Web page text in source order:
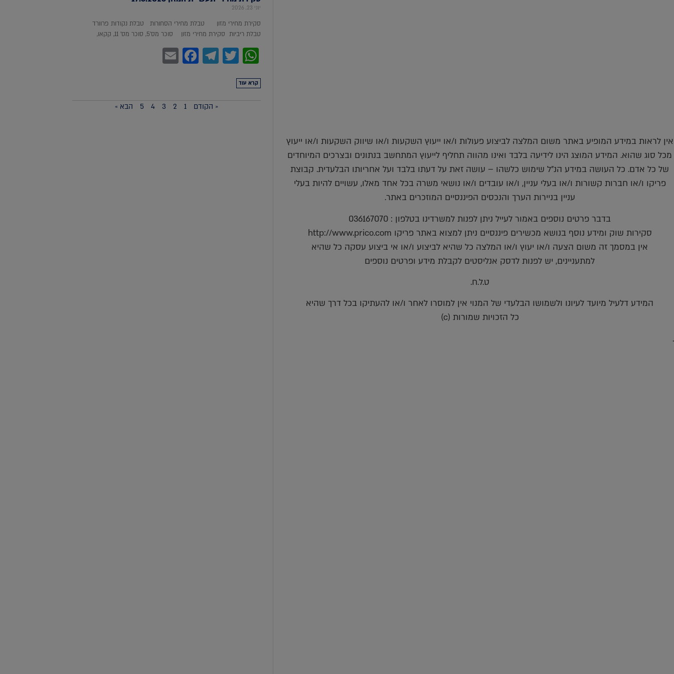
אין לראות במידע המופיע באתר משום המלצה לביצוע פעולות ו/או ייעוץ השקעות ו/או שיווק השקעות ו/או ייעוץ
מכל סוג שהוא. המידע המוצג הינו לידיעה בלבד ואינו מהווה תחליף לייעוץ המתחשב בנתונים ובצרכים המיוחדים
של כל אדם. כל העושה במידע הנ"ל שימוש כלשהו – עושה זאת על דעתו בלבד ועל אחריותו הבלעדית. קבוצת
פריקו ו/או חברות קשורות ו/או בעלי עניין, ו/או עובדים ו/או נושאי משרה בכל אחד מאלו, עשויים להיות בעלי
עניין בניירות הערך והנכסים הפיננסיים המוזכרים באתר.
בדבר פרטים נוספים באמור לעייל ניתן לפנות למשרדינו בטלפון : 036167070
סקירות שוק ומידע נוסף בנושא מכשירים פיננסיים ניתן למצוא באתר פריקו http://www.prico.com
אין במסמך זה משום הצעה ו/או יעוץ ו/או המלצה כל שהיא לביצוע ו/או אי ביצוע עסקה כל שהיא
למתעניינים, יש לפנות לדסק אנליסטים לקבלת מידע ופרטים נוספים
ט.ל.ח.
המידע דלעיל מיועד לעיונו ולשמושו הבלעדי של המנוי אין למוסרו לאחר ו/או להעתיקו בכל דרך שהיא
כל הזכויות שמורות (c)
.
יוני 23, 2026
סקירת מחירי מזון טבלת מחירי הסחורות טבלת נקודות פרוורד
טבלת ריביות סקירת מחירי מזון סוכר מס'5, סוכר מס' 11, קקאו,
WhatsApp
Twitter
Telegram
Facebook
Email
קרא עוד
« הקודם 1
2
3
4
5 הבא »